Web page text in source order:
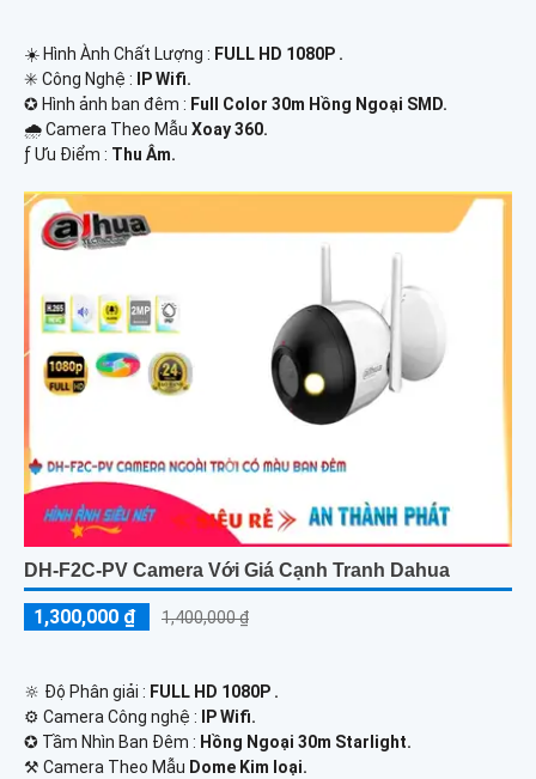
☀️ Hình Ành Chất Lượng : FULL HD 1080P .
✳️ Công Nghệ :
IP Wifi.
✪ Hình ảnh ban đêm : Full Color 30m Hồng Ngoại SMD.
🌧️ Camera Theo Mẫu Xoay 360.
️ƒ Ưu Điểm : Thu Âm.
DH-F2C-PV Camera Với Giá Cạnh Tranh Dahua
1,300,000 ₫ 1,400,000 ₫
🔆 Độ Phân giải : FULL HD 1080P .
⚙ Camera Công nghệ :
IP Wifi.
✪ Tầm Nhìn Ban Đêm : Hồng Ngoại 30m Starlight.
⚒ Camera Theo Mẫu Dome Kim loại.